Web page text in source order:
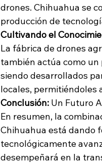
drones. Chihuahua se
producción de
Cultivando el
La fábrica de drones
también actúa como
siendo desarrollados
locales, permitiéndoles
Conclusión: Un Futuro
En resumen, la
Chihuahua está dando
tecnológicamente
desempeñará en la